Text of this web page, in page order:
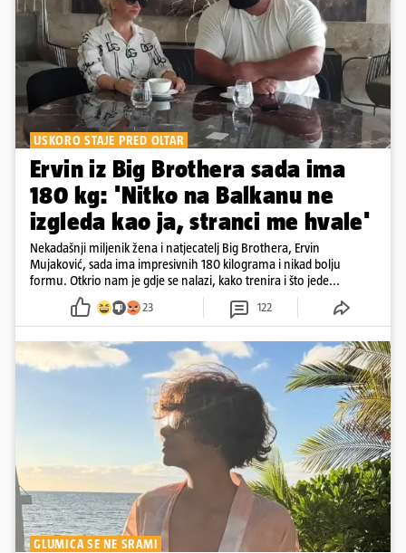
USKORO STAJE PRED OLTAR
Ervin iz Big Brothera sada ima
180 kg: 'Nitko na Balkanu ne
izgleda kao ja, stranci me hvale'
Nekadašnji miljenik žena i natjecatelj Big Brothera, Ervin
Mujaković, sada ima impresivnih 180 kilograma i nikad bolju
formu. Otkrio nam je gdje se nalazi, kako trenira i što jede...
23 122
GLUMICA SE NE SRAMI